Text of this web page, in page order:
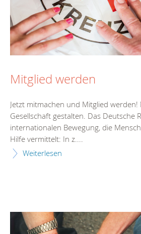
Mitglied werden
Jetzt mitmachen und Mitglied werden!
Gesellschaft gestalten. Das Deutsche
internationalen Bewegung, die
Hilfe vermittelt: In z....
Weiterlesen